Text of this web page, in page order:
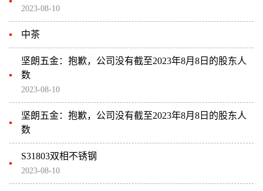
2023-08-10
中茶
坚朗五金：抱歉，公司没有截至2023年8月8日的股东人
数
2023-08-10
坚朗五金：抱歉，公司没有截至2023年8月8日的股东人
数
S31803双相不锈钢
2023-08-10